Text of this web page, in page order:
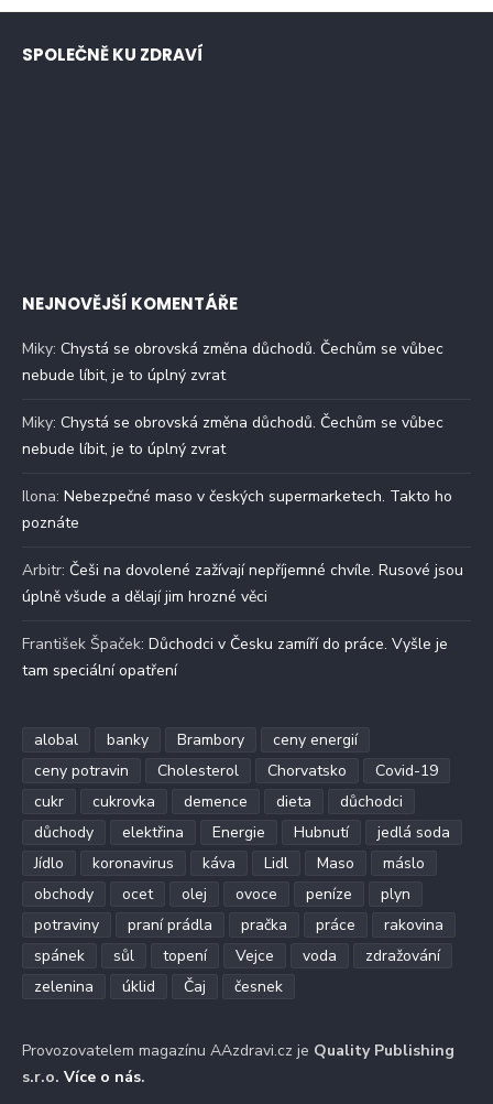
SPOLEČNĚ KU ZDRAVÍ
NEJNOVĚJŠÍ KOMENTÁŘE
Miky: Chystá se obrovská změna důchodů. Čechům se vůbec
nebude líbit, je to úplný zvrat
Miky: Chystá se obrovská změna důchodů. Čechům se vůbec
nebude líbit, je to úplný zvrat
Ilona: Nebezpečné maso v českých supermarketech. Takto ho
poznáte
Arbitr: Češi na dovolené zažívají nepříjemné chvíle. Rusové jsou
úplně všude a dělají jim hrozné věci
František Špaček: Důchodci v Česku zamíří do práce. Vyšle je
tam speciální opatření
alobal banky Brambory
ceny energií
ceny potravin
Cholesterol Chorvatsko
Covid-19
cukr
cukrovka demence dieta
důchodci
důchody
elektřina Energie Hubnutí
jedlá soda
Jídlo
koronavirus káva Lidl Maso
máslo
obchody
ocet olej ovoce peníze
plyn
potraviny
praní prádla pračka práce
rakovina
spánek
sůl topení Vejce voda
zdražování
zelenina
úklid Čaj česnek
Provozovatelem magazínu AAzdravi.cz je Quality Publishing
s.r.o. Více o nás.